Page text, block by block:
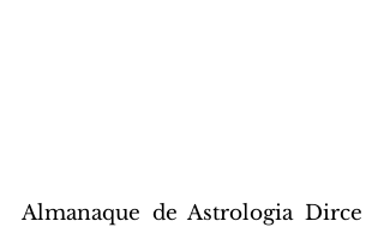
Almanaque de Astrologia Dirce